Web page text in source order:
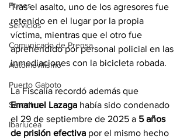
Funes
Servicios
Comunicado de Prensa
Automovilismo
Puerto Gaboto
Serodino
Ibarlucea
Tras el asalto, uno de los agresores fue
retenido en el lugar por la propia
víctima, mientras que el otro fue
aprehendido por personal policial en las
inmediaciones con la bicicleta robada.
La Fiscalía recordó además que
Emanuel Lazaga había sido condenado
el 29 de septiembre de 2025 a 5 años
de prisión efectiva por el mismo hecho